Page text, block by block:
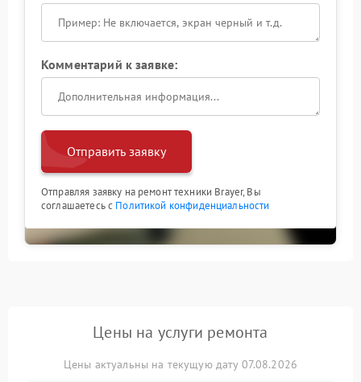
Комментарий к заявке:
Отправить заявку
Отправляя заявку на ремонт техники Brayer, Вы
соглашаетесь с Политикой конфиденциальности
Цены на услуги ремонта
Цены актуальны на текущую дату 07.08.2026